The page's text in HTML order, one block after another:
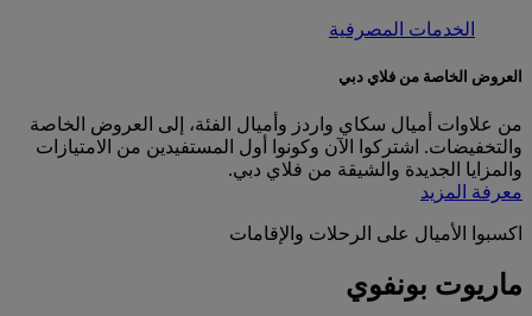
الخدمات المصرفية
العروض الخاصة من فلاي دبي
من علاوات أميال سكاي واردز وأميال الفئة، إلى العروض الخاصة
والتخفيضات. اشتركوا الآن وكونوا أول المستفيدين من الامتيازات
والمزايا الجديدة والشيقة من فلاي دبي.
معرفة المزيد
اكسبوا الأميال على الرحلات والإقامات
ماريوت بونفوي